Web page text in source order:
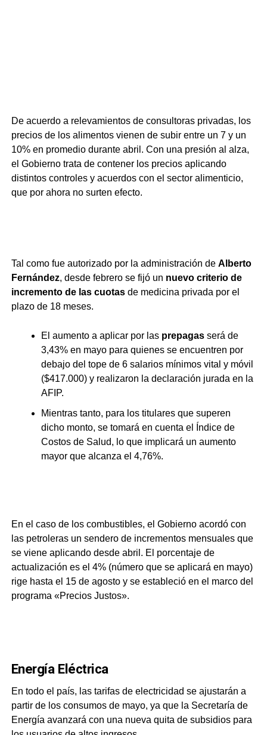
De acuerdo a relevamientos de consultoras privadas, los
precios de los alimentos vienen de subir entre un 7 y un
10% en promedio durante abril. Con una presión al alza,
el Gobierno trata de contener los precios aplicando
distintos controles y acuerdos con el sector alimenticio,
que por ahora no surten efecto.
Tal como fue autorizado por la administración de Alberto
Fernández, desde febrero se fijó un nuevo criterio de
incremento de las cuotasde medicina privada por el
plazo de 18 meses.
El aumento a aplicar por las prepagas será de
3,43% en mayo para quienes se encuentren por
debajo del tope de 6 salarios mínimos vital y móvil
($417.000) y realizaron la declaración jurada en la
AFIP.
Mientras tanto, para los titulares que superen
dicho monto, se tomará en cuenta el Índice de
Costos de Salud, lo que implicará un aumento
mayor que alcanza el 4,76%.
En el caso de los combustibles, el Gobierno acordó con
las petroleras un sendero de incrementos mensuales que
se viene aplicando desde abril. El porcentaje de
actualización es el 4% (número que se aplicará en mayo)
rige hasta el 15 de agosto y se estableció en el marco del
programa «Precios Justos».
Energía Eléctrica
En todo el país, las tarifas de electricidad se ajustarán a
partir de los consumos de mayo, ya que la Secretaría de
Energía avanzará con una nueva quita de subsidios para